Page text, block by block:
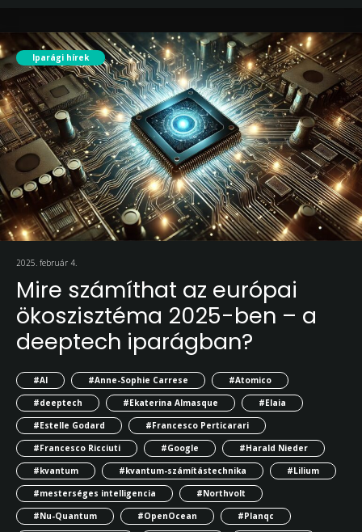
Iparági hírek
2025. február 4.
Mire számíthat az európai
ökoszisztéma 2025-ben – a
deeptech iparágban?
#AI #Anne-Sophie Carrese
#Atomico
#deeptech
#Ekaterina Almasque
#Elaia
#Estelle Godard
#Francesco Perticarari
#Francesco Ricciuti
#Google
#Harald Nieder
#kvantum
#kvantum-számítástechnika
#Lilium
#mesterséges intelligencia
#Northvolt
#Nu-Quantum
#OpenOcean
#Planqc